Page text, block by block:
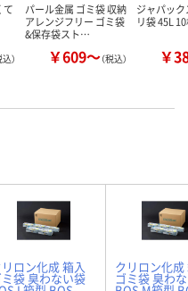
て
込）
パール金属 ゴミ袋 収納
アレンジフリー ゴミ袋
&保存袋スト…
￥609～（税込）
ジャパッ
リ袋 45L
￥
ロン化成 箱入
ミ袋 臭わない袋
クリロン化成
ゴミ袋 臭わ